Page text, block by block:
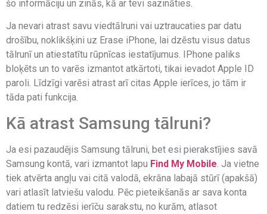
šo informāciju un zinās, kā ar tevi sazināties.
Ja nevari atrast savu viedtālruni vai uztraucaties par datu
drošību, noklikšķini uz Erase iPhone, lai dzēstu visus datus
tālrunī un atiestatītu rūpnīcas iestatījumus. IPhone paliks
bloķēts un to varēs izmantot atkārtoti, tikai ievadot Apple ID
paroli. Līdzīgi varēsi atrast arī citas Apple ierīces, jo tām ir
tāda pati funkcija.
Kā atrast Samsung tālruni?
Ja esi pazaudējis Samsung tālruni, bet esi pierakstījies savā
Samsung kontā, vari izmantot lapu Find My Mobile. Ja vietne
tiek atvērta angļu vai citā valodā, ekrāna labajā stūrī (apakšā)
vari atlasīt latviešu valodu. Pēc pieteikšanās ar sava konta
datiem tu redzēsi ierīču sarakstu, no kurām, atlasot